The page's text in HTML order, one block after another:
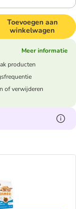
Toevoegen aan
winkelwagen
Meer informatie
producten
of verwijderen